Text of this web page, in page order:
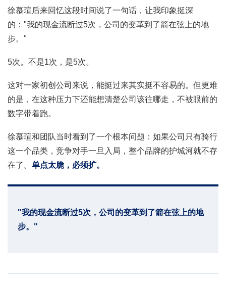
徐慕瑄后来回忆这段时间说了一句话，让我印象挺深
的："我的现金流断过5次，公司的变革到了箭在弦上的地
步。"
5次。不是1次，是5次。
这对一家初创公司来说，能挺过来其实挺不容易的。但更难
的是，在这种压力下还能想清楚公司该往哪走，不被眼前的
数字带着跑。
徐慕瑄和团队当时看到了一个根本问题：如果公司只有骑行
这一个品类，竞争对手一旦入局，整个品牌的护城河就不存
在了。 单点太脆，必须扩。
"我的现金流断过5次，公司的变革到了箭在弦上的地
步。"